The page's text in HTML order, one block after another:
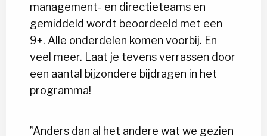
management- en directieteams en
gemiddeld wordt beoordeeld met een
9+. Alle onderdelen komen voorbij. En
veel meer. Laat je tevens verrassen door
een aantal bijzondere bijdragen in het
programma!
”Anders dan al het andere wat we gezien